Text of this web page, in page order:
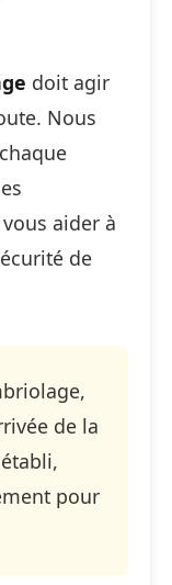
doit agir
Nous
aider à
de
de la
pour